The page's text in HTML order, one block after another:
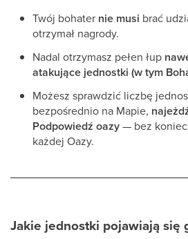
Twój bohater nie musi brać
otrzymał nagrody.
Nadal otrzymasz pełen łup
atakujące jednostki (w tym
Możesz sprawdzić liczbę
bezpośrednio na Mapie,
Podpowiedź oazy— bez
każdej Oazy.
Jakie jednostki pojawiają się